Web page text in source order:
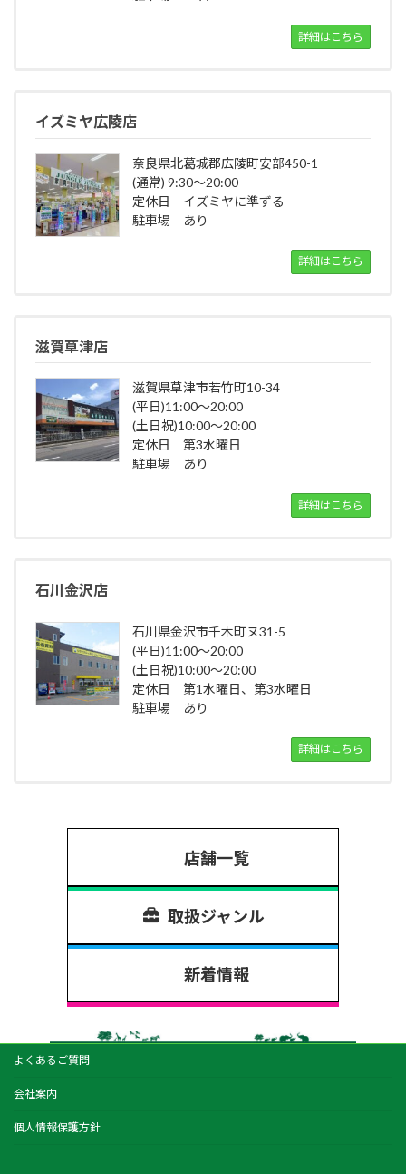
詳細はこちら
イズミヤ広陵店
奈良県北葛城郡広陵町安部450-1
(通常) 9:30～20:00
定休日 イズミヤに準ずる
駐車場 あり
詳細はこちら
滋賀草津店
滋賀県草津市若竹町10-34
(平日)11:00～20:00
(土日祝)10:00～20:00
定休日 第3水曜日
駐車場 あり
詳細はこちら
石川金沢店
石川県金沢市千木町ヌ31-5
(平日)11:00～20:00
(土日祝)10:00～20:00
定休日 第1水曜日、第3水曜日
駐車場 あり
詳細はこちら
店舗一覧
取扱ジャンル
新着情報
よくあるご質問
会社案内
個人情報保護方針